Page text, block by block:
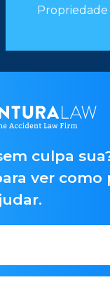
Propriedade
culpa
ver como